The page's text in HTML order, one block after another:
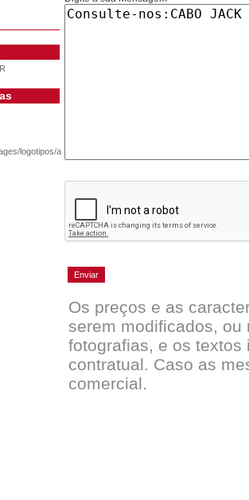
Os preços e as
serem modificados, ou
fotografias, e os
contratual. Caso as
comercial.